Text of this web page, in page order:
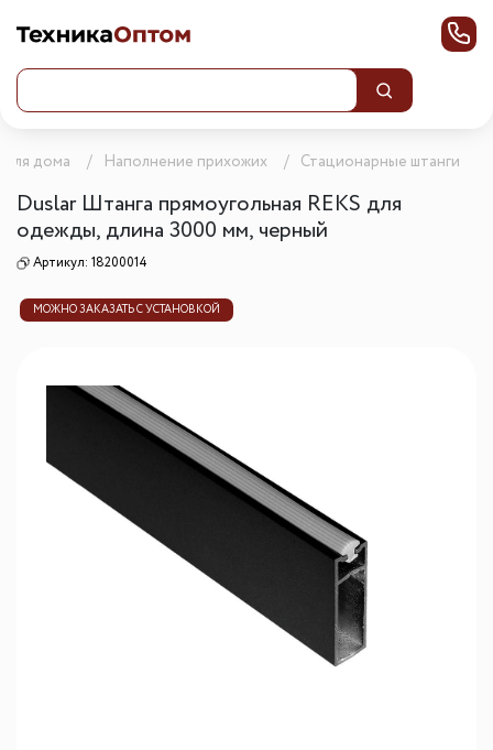
для дома Наполнение прихожих Стационарные штанги
Duslar Штанга прямоугольная REKS для
одежды, длина 3000 мм, черный
Артикул: 18200014
МОЖНО ЗАКАЗАТЬ С УСТАНОВКОЙ